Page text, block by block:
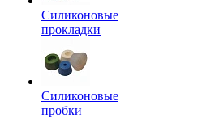
Силиконовые
прокладки
Силиконовые
пробки